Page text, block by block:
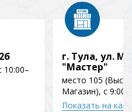
г. Тула, ул.
"Мастер"
место 105
Магазин), с 9:00
Показать на